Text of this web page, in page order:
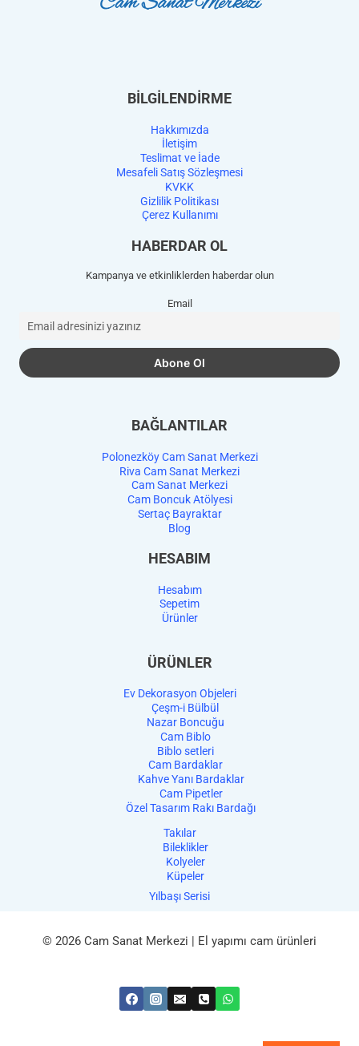
BİLGİLENDİRME
Hakkımızda
İletişim
Teslimat ve İade
Mesafeli Satış Sözleşmesi
KVKK
Gizlilik Politikası
Çerez Kullanımı
HABERDAR OL
Kampanya ve etkinliklerden haberdar olun
Email
BAĞLANTILAR
Polonezköy Cam Sanat Merkezi
Riva Cam Sanat Merkezi
Cam Sanat Merkezi
Cam Boncuk Atölyesi
Sertaç Bayraktar
Blog
HESABIM
Hesabım
Sepetim
Ürünler
ÜRÜNLER
Ev Dekorasyon Objeleri
Çeşm-i Bülbül
Nazar Boncuğu
Cam Biblo
Biblo setleri
Cam Bardaklar
Kahve Yanı Bardaklar
Cam Pipetler
Özel Tasarım Rakı Bardağı
Takılar
Bileklikler
Kolyeler
Küpeler
Yılbaşı Serisi
© 2026 Cam Sanat Merkezi | El yapımı cam ürünleri